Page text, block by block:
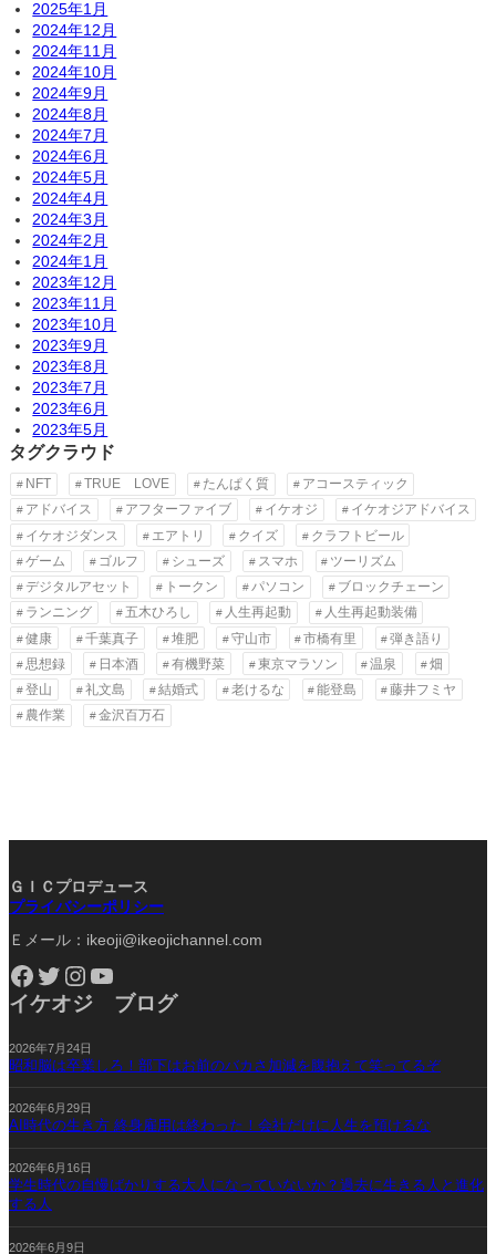
2025年1月
2024年12月
2024年11月
2024年10月
2024年9月
2024年8月
2024年7月
2024年6月
2024年5月
2024年4月
2024年3月
2024年2月
2024年1月
2023年12月
2023年11月
2023年10月
2023年9月
2023年8月
2023年7月
2023年6月
2023年5月
タグクラウド
NFT TRUE LOVE たんぱく質
アコースティック
アドバイス
アフターファイブ イケオジ
イケオジアドバイス
イケオジダンス
エアトリ クイズ
クラフトビール
ゲーム
ゴルフ シューズ スマホ
ツーリズム
デジタルアセット
トークン パソコン
ブロックチェーン
ランニング
五木ひろし 人生再起動
人生再起動装備
健康
千葉真子 堆肥 守山市 市橋有里
弾き語り
思想録
日本酒 有機野菜 東京マラソン 温泉
畑
登山
礼文島 結婚式 老けるな 能登島
藤井フミヤ
農作業
金沢百万石
ＧＩＣプロデュース
プライバシーポリシー
Ｅメール：ikeoji@ikeojichannel.com
Facebook Twitter Instagram YouTube
イケオジ ブログ
2026年7月24日
昭和脳は卒業しろ！部下はお前のバカさ加減を腹抱えて笑ってるぞ
2026年6月29日
AI時代の生き方 終身雇用は終わった！会社だけに人生を預けるな
2026年6月16日
学生時代の自慢ばかりする大人になっていないか？過去に生きる人と進化
する人
2026年6月9日